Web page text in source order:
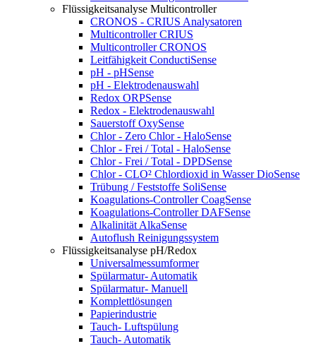
Flüssigkeitsanalyse Multicontroller
CRONOS - CRIUS Analysatoren
Multicontroller CRIUS
Multicontroller CRONOS
Leitfähigkeit ConductiSense
pH - pHSense
pH - Elektrodenauswahl
Redox ORPSense
Redox - Elektrodenauswahl
Sauerstoff OxySense
Chlor - Zero Chlor - HaloSense
Chlor - Frei / Total - HaloSense
Chlor - Frei / Total - DPDSense
Chlor - CLO² Chlordioxid in Wasser DioSense
Trübung / Feststoffe SoliSense
Koagulations-Controller CoagSense
Koagulations-Controller DAFSense
Alkalinität AlkaSense
Autoflush Reinigungssystem
Flüssigkeitsanalyse pH/Redox
Universalmessumformer
Spülarmatur- Automatik
Spülarmatur- Manuell
Komplettlösungen
Papierindustrie
Tauch- Luftspülung
Tauch- Automatik